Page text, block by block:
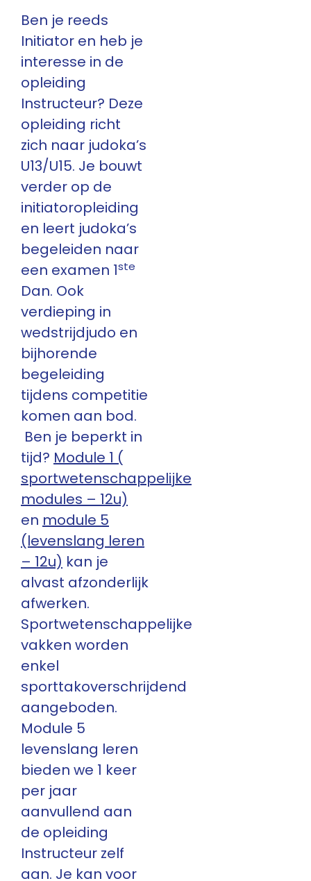
Ben je reeds
Initiator en heb je
interesse in de
opleiding
Instructeur? Deze
opleiding richt
zich naar judoka’s
U13/U15. Je bouwt
verder op de
initiatoropleiding
en leert judoka’s
begeleiden naar
een examen 1ste
Dan. Ook
verdieping in
wedstrijdjudo en
bijhorende
begeleiding
tijdens competitie
komen aan bod.
Ben je beperkt in
tijd? Module 1 (
sportwetenschappelijke
modules – 12u)
en module 5
(levenslang leren
– 12u) kan je
alvast afzonderlijk
afwerken.
Sportwetenschappelijke
vakken worden
enkel
sporttakoverschrijdend
aangeboden.
Module 5
levenslang leren
bieden we 1 keer
per jaar
aanvullend aan
de opleiding
Instructeur zelf
aan. Je kan voor